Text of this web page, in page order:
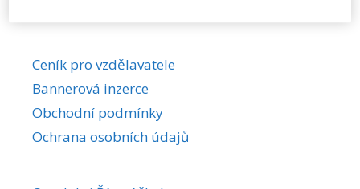
Ceník pro vzdělavatele
Bannerová inzerce
Obchodní podmínky
Ochrana osobních údajů